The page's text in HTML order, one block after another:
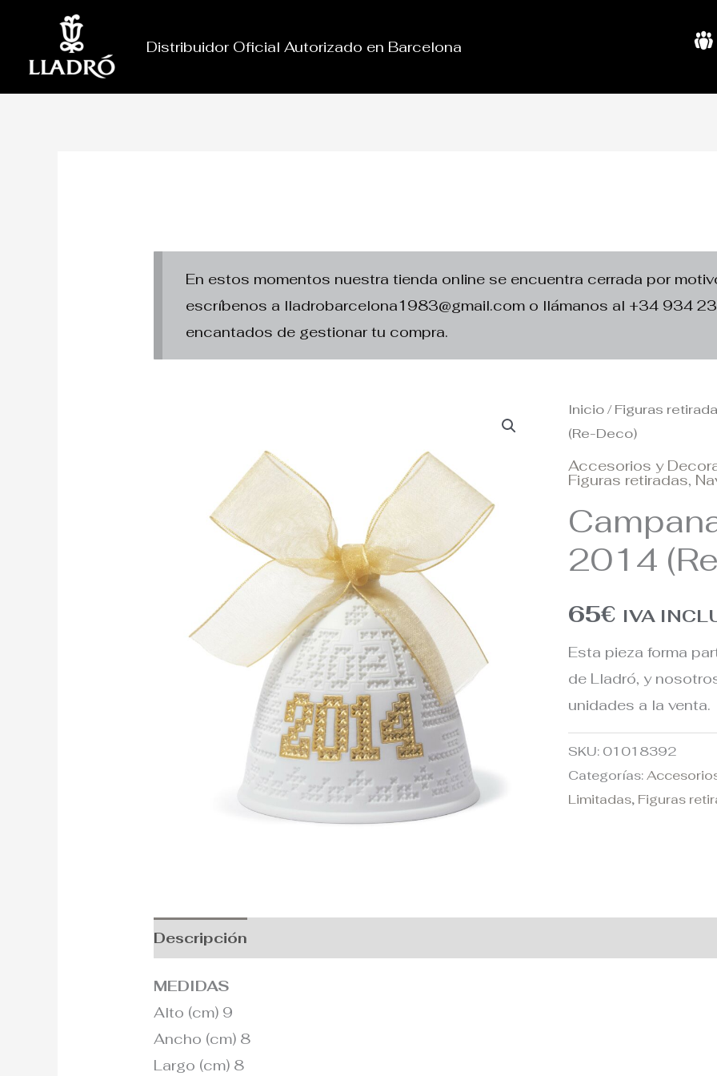
contenido
Distribuidor Oficial Autorizado en Barcelona S
e
En estos momentos nuestra tienda online se encuentra cerrada por
escríbenos a lladrobarcelona1983@gmail.com o llámanos al +34 934
encantados de gestionar tu compra.
Inicio/Figuras
(Re-Deco)
Accesorios y
Figuras retiradas,
2014
65€ IVA
Esta pieza forma
de Lladró, y
unidades a la venta.
SKU: 01018392
Categorías:
Limitadas, Figuras
Descripción
MEDIDAS
Alto (cm) 9
Ancho (cm) 8
Largo (cm) 8